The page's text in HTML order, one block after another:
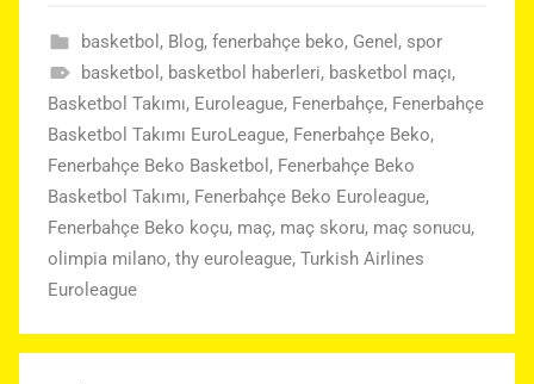
basketbol , Blog, fenerbahçe beko, Genel , spor
basketbol , basketbol haberleri, basketbol maçı,
Basketbol Takımı, Euroleague, Fenerbahçe, Fenerbahçe
Basketbol Takımı EuroLeague, Fenerbahçe Beko,
Fenerbahçe Beko Basketbol , Fenerbahçe Beko
Basketbol Takımı, Fenerbahçe Beko Euroleague,
Fenerbahçe Beko koçu, maç, maç skoru, maç sonucu,
olimpia milano, thy euroleague, Turkish Airlines
Euroleague